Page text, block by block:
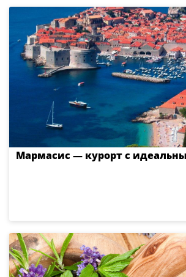
Мармасис — курорт с